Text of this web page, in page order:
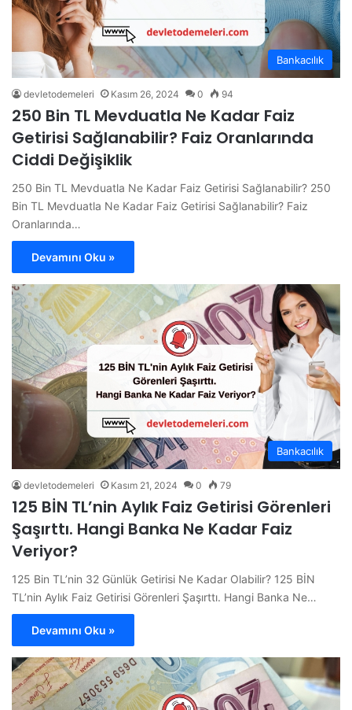
Bankacılık
devletodemeleri Kasım 26, 2024 0 94
250 Bin TL Mevduatla Ne Kadar Faiz
Getirisi Sağlanabilir? Faiz Oranlarında
Ciddi Değişiklik
250 Bin TL Mevduatla Ne Kadar Faiz Getirisi Sağlanabilir? 250
Bin TL Mevduatla Ne Kadar Faiz Getirisi Sağlanabilir? Faiz
Oranlarında…
Devamını Oku »
Bankacılık
devletodemeleri Kasım 21, 2024 0 79
125 BİN TL’nin Aylık Faiz Getirisi Görenleri
Şaşırttı. Hangi Banka Ne Kadar Faiz
Veriyor?
125 Bin TL’nin 32 Günlük Getirisi Ne Kadar Olabilir? 125 BİN
TL’nin Aylık Faiz Getirisi Görenleri Şaşırttı. Hangi Banka Ne…
Devamını Oku »